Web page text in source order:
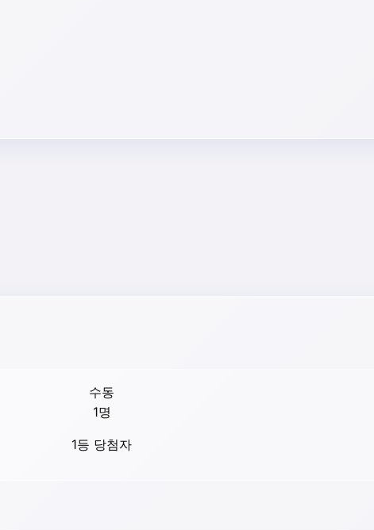
수동
1명
1등 당첨자